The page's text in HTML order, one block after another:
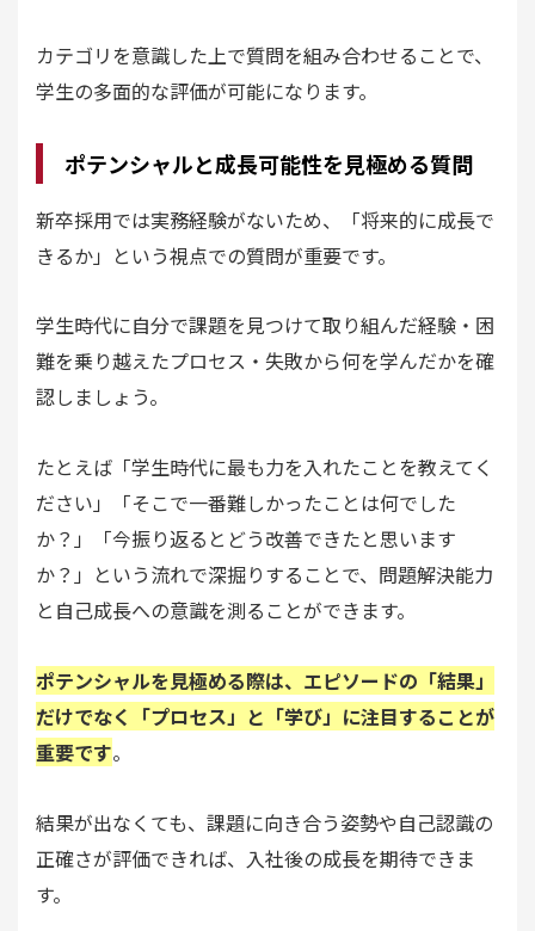
カテゴリを意識した上で質問を組み合わせることで、
学生の多面的な評価が可能になります。
ポテンシャルと成長可能性を見極める質問
新卒採用では実務経験がないため、「将来的に成長で
きるか」という視点での質問が重要です。
学生時代に自分で課題を見つけて取り組んだ経験・困
難を乗り越えたプロセス・失敗から何を学んだかを確
認しましょう。
たとえば「学生時代に最も力を入れたことを教えてく
ださい」「そこで一番難しかったことは何でした
か？」「今振り返るとどう改善できたと思います
か？」という流れで深掘りすることで、問題解決能力
と自己成長への意識を測ることができます。
ポテンシャルを見極める際は、エピソードの「結果」
だけでなく「プロセス」と「学び」に注目することが
重要です。
結果が出なくても、課題に向き合う姿勢や自己認識の
正確さが評価できれば、入社後の成長を期待できま
す。